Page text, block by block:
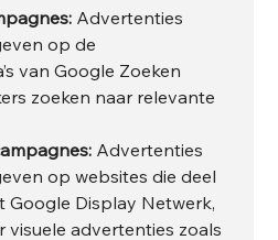
Advertenties
op de
van Google Zoeken
zoeken naar relevante
Advertenties
op websites die deel
Google Display Netwerk,
visuele advertenties zoals